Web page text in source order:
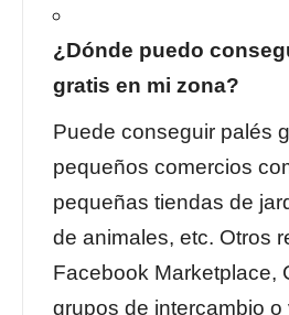
¿Dónde puedo
gratis en mi zona?
Puede conseguir palés
pequeños comercios
pequeñas tiendas de
de animales, etc. Otros
Facebook Marketplace,
grupos de intercambio